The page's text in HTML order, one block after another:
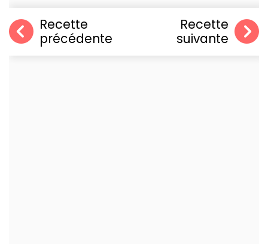
Recette
précédente
Recette
suivante